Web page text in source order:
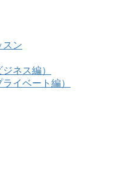
スン
ネス編）
イベート編）